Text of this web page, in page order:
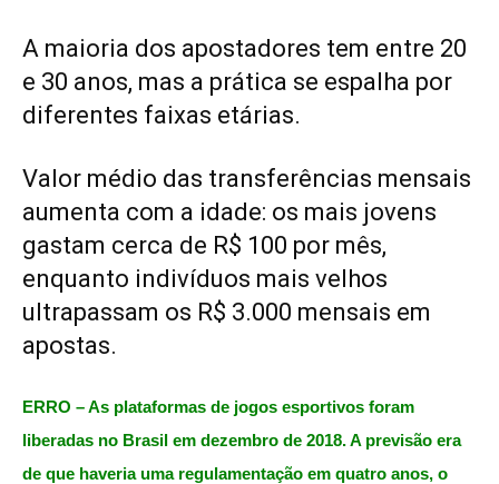
A maioria dos apostadores tem entre 20
e 30 anos, mas a prática se espalha por
diferentes faixas etárias.
Valor médio das transferências mensais
aumenta com a idade: os mais jovens
gastam cerca de R$ 100 por mês,
enquanto indivíduos mais velhos
ultrapassam os R$ 3.000 mensais em
apostas.
ERRO – As plataformas de jogos esportivos foram
liberadas no Brasil em dezembro de 2018. A previsão era
de que haveria uma regulamentação em quatro anos, o